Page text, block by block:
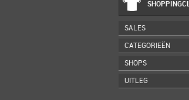
SALES
CATEGORIEËN
SHOPS
UITLEG